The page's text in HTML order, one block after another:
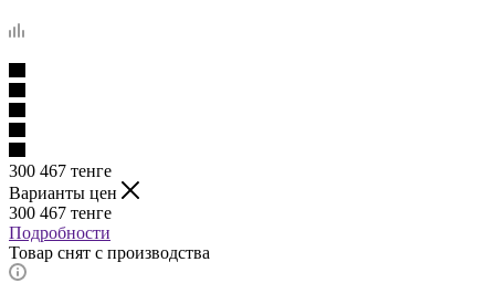
300 467 тенге
Варианты цен
300 467 тенге
Подробности
Товар снят с производства